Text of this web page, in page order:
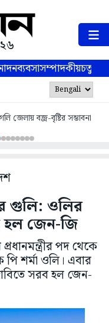
ব্যবসাসম্পাদকীয়
জেলায় বজ্র-বৃষ্টির সম্ভাবনা
গুলি: ওলির
হল জেন-জি
পদ থেকে
শর্মা ওলি। এবার
দাবিতে সরব হল জেন-